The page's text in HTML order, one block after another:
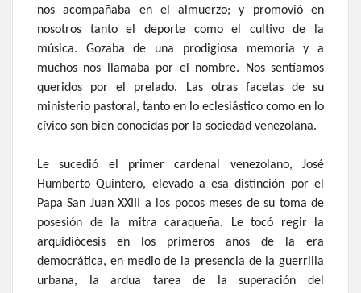
nos acompañaba en el almuerzo; y promovió en
nosotros tanto el deporte como el cultivo de la
música. Gozaba de una prodigiosa memoria y a
muchos nos llamaba por el nombre. Nos sentíamos
queridos por el prelado. Las otras facetas de su
ministerio pastoral, tanto en lo eclesiástico como en lo
cívico son bien conocidas por la sociedad venezolana.
Le sucedió el primer cardenal venezolano, José
Humberto Quintero, elevado a esa distinción por el
Papa San Juan XXIII a los pocos meses de su toma de
posesión de la mitra caraqueña. Le tocó regir la
arquidiócesis en los primeros años de la era
democrática, en medio de la presencia de la guerrilla
urbana, la ardua tarea de la superación del